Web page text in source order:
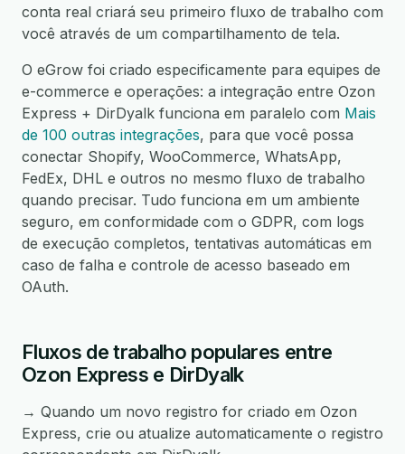
conta real criará seu primeiro fluxo de trabalho com
você através de um compartilhamento de tela.
O eGrow foi criado especificamente para equipes de
e-commerce e operações: a integração entre Ozon
Express + DirDyalk funciona em paralelo com Mais
de 100 outras integrações, para que você possa
conectar Shopify, WooCommerce, WhatsApp,
FedEx, DHL e outros no mesmo fluxo de trabalho
quando precisar. Tudo funciona em um ambiente
seguro, em conformidade com o GDPR, com logs
de execução completos, tentativas automáticas em
caso de falha e controle de acesso baseado em
OAuth.
Fluxos de trabalho populares entre
Ozon Express e DirDyalk
→ Quando um novo registro for criado em Ozon
Express, crie ou atualize automaticamente o registro